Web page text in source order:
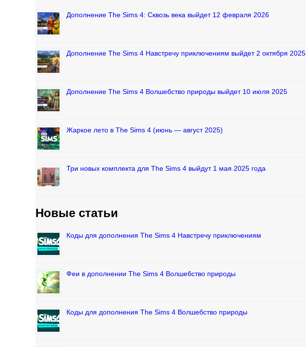
Дополнение The Sims 4: Сквозь века выйдет 12 февраля 2026
Дополнение The Sims 4 Навстречу приключениям выйдет 2 октября 2025
Дополнение The Sims 4 Волшебство природы выйдет 10 июля 2025
Жаркое лето в The Sims 4 (июнь — август 2025)
Три новых комплекта для The Sims 4 выйдут 1 мая 2025 года
Новые статьи
Коды для дополнения The Sims 4 Навстречу приключениям
Феи в дополнении The Sims 4 Волшебство природы
Коды для дополнения The Sims 4 Волшебство природы